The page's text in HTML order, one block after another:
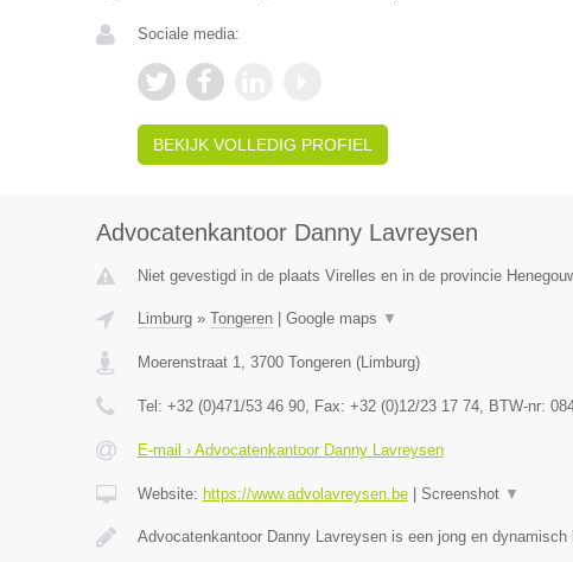
Sociale media:
BEKIJK VOLLEDIG PROFIEL
Advocatenkantoor Danny Lavreysen
Niet gevestigd in de plaats Virelles en in de provincie
Limburg» Tongeren| Google maps ▼
Moerenstraat 1, 3700 Tongeren(Limburg)
Tel: +32 (0)471/53 46 90, Fax: +32 (0)12/23 17 74, BTW-nr:
E-mail › Advocatenkantoor Danny Lavreysen
Website: https://www.advolavreysen.be| Screenshot ▼
Advocatenkantoor Danny Lavreysen is een jong en dynamisch